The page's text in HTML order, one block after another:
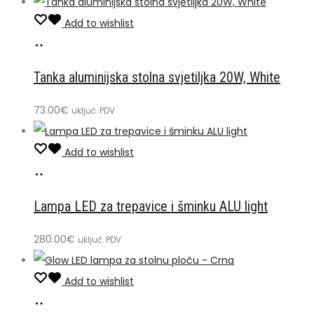
Add to wishlist
košaricu
Tanka aluminijska stolna svjetiljka 20W, White
73.00€ uključ. PDV
Add to wishlist
košaricu
Lampa LED za trepavice i šminku ALU light
280.00€ uključ. PDV
Add to wishlist